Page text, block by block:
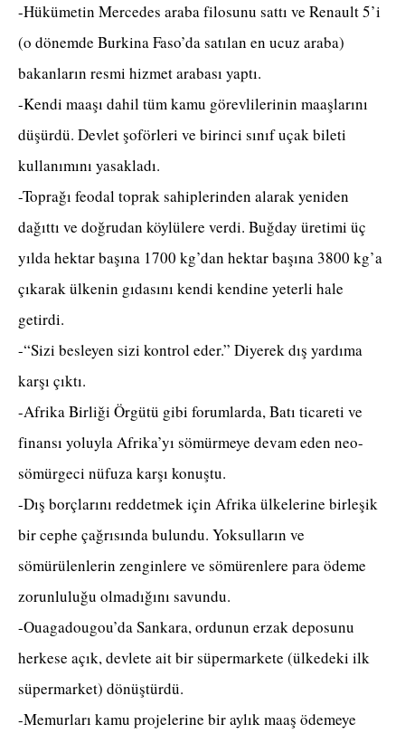
-Hükümetin Mercedes araba filosunu sattı ve Renault 5’i
(o dönemde Burkina Faso’da satılan en ucuz araba)
bakanların resmi hizmet arabası yaptı.
-Kendi maaşı dahil tüm kamu görevlilerinin maaşlarını
düşürdü. Devlet şoförleri ve birinci sınıf uçak bileti
kullanımını yasakladı.
-Toprağı feodal toprak sahiplerinden alarak yeniden
dağıttı ve doğrudan köylülere verdi. Buğday üretimi üç
yılda hektar başına 1700 kg’dan hektar başına 3800 kg’a
çıkarak ülkenin gıdasını kendi kendine yeterli hale
getirdi.
-“Sizi besleyen sizi kontrol eder.” Diyerek dış yardıma
karşı çıktı.
-Afrika Birliği Örgütü gibi forumlarda, Batı ticareti ve
finansı yoluyla Afrika’yı sömürmeye devam eden neo-
sömürgeci nüfuza karşı konuştu.
-Dış borçlarını reddetmek için Afrika ülkelerine birleşik
bir cephe çağrısında bulundu. Yoksulların ve
sömürülenlerin zenginlere ve sömürenlere para ödeme
zorunluluğu olmadığını savundu.
-Ouagadougou’da Sankara, ordunun erzak deposunu
herkese açık, devlete ait bir süpermarkete (ülkedeki ilk
süpermarket) dönüştürdü.
-Memurları kamu projelerine bir aylık maaş ödemeye